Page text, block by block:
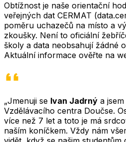
Obtížnost je naše orientační
veřejných dat CERMAT
poměru uchazečů na místo a
zkoušky. Není to oficiální
školy a data neobsahují žádné
Aktuální informace ověřte na
„Jmenuji se Ivan Jadrný a
Vzdělávacího centra Doučse.
více než 7 let a toto je má
naším koníčkem. Vždy nám